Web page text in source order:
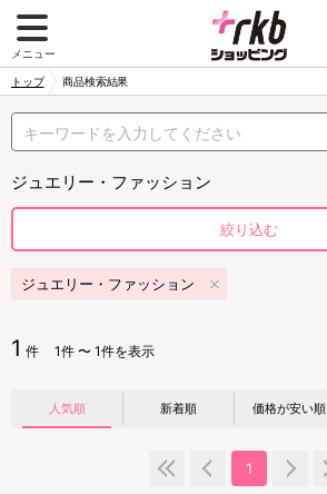
メニュー
トップ 商品検索結果
ジュエリー・ファッション
絞り込む
ジュエリー・ファッション
1 件 1件 〜 1件を表示
人気順 新着順 価格が安い順
1